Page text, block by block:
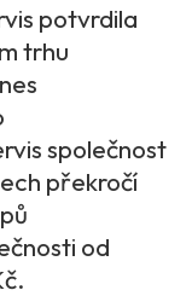
potvrdila
trhu
společnost
překročí
od